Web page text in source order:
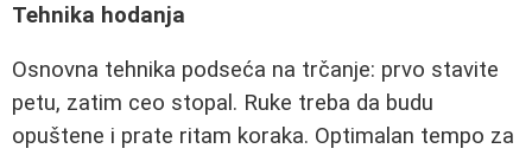
Tehnika hodanja
Osnovna tehnika podseća na trčanje: prvo stavite
petu, zatim ceo stopal. Ruke treba da budu
opuštene i prate ritam koraka. Optimalan tempo za